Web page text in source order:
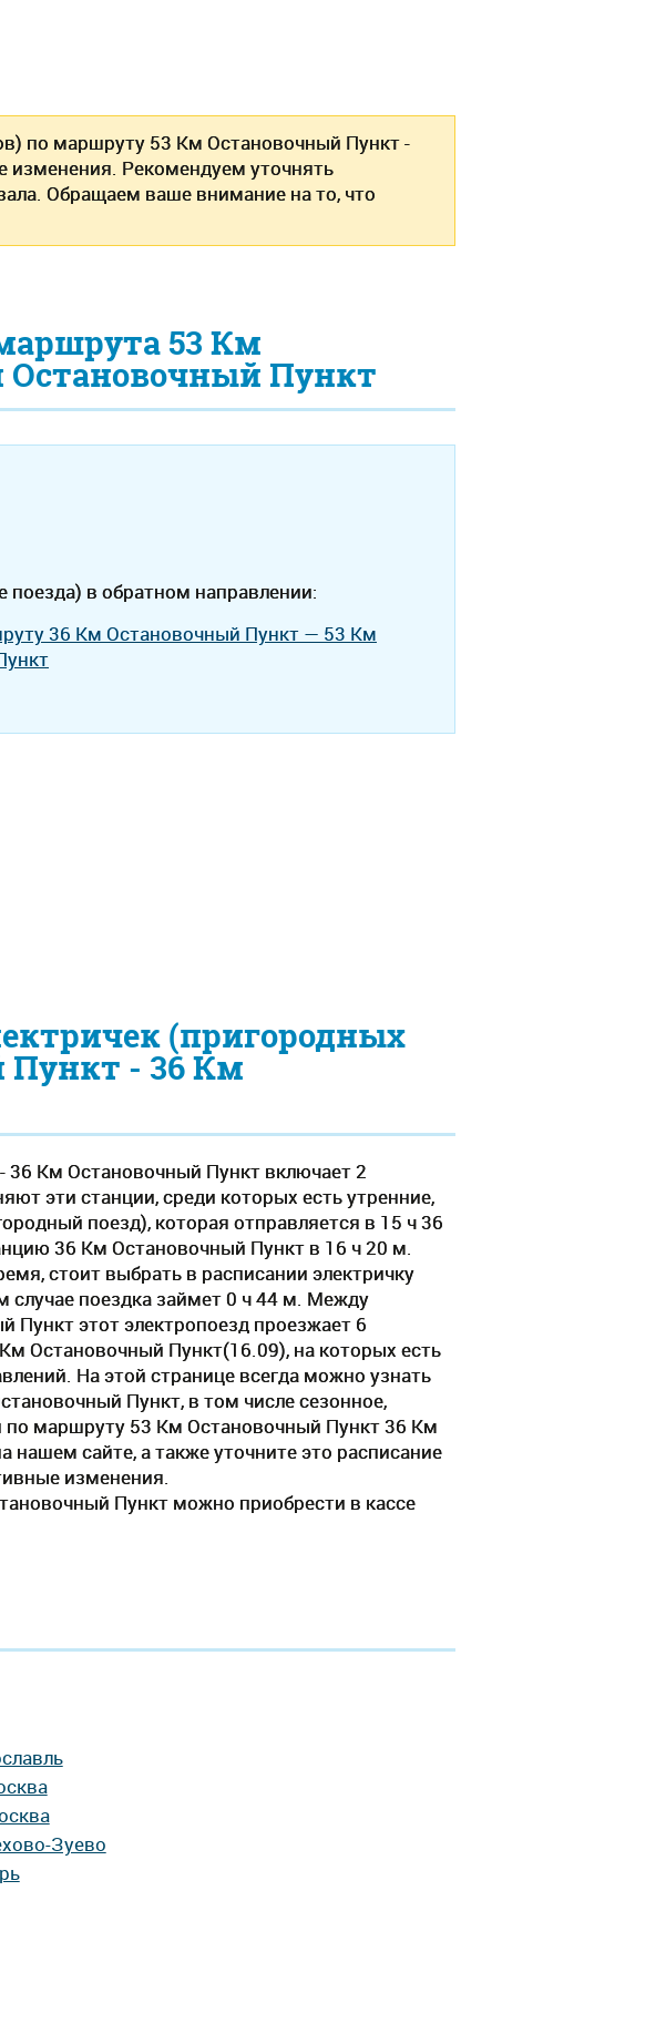
(пригородных
Пункт - 36 Км
36 Км Остановочный Пункт включает 2
эти станции, среди которых есть утренние,
поезд), которая отправляется в 15 ч 36
36 Км Остановочный Пункт в 16 ч 20 м.
стоит выбрать в расписании электричку
случае поездка займет 0 ч 44 м. Между
этот электропоезд проезжает 6
Остановочный Пункт(16.09), на которых есть
На этой странице всегда можно узнать
Пункт, в том числе сезонное,
маршруту 53 Км Остановочный Пункт 36 Км
сайте, а также уточните это расписание
изменения.
Пункт можно приобрести в кассе
Зуево
по маршруту 53 Км Остановочный Пункт -
Рекомендуем уточнять
Обращаем ваше внимание на то, что
53 Км
Пункт
в обратном направлении:
36 Км Остановочный Пункт — 53 Км